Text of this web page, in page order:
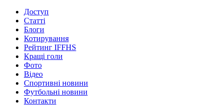
Доступ
Статті
Блоги
Котирування
Рейтинг IFFHS
Кращі голи
Фото
Відео
Спортивні новини
Футбольні новини
Контакти